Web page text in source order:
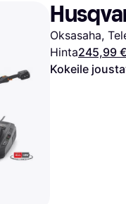
Gigantti
H&M
Peten
Wolt
Oksasaha,
Hinta245,99 €
Kokeile